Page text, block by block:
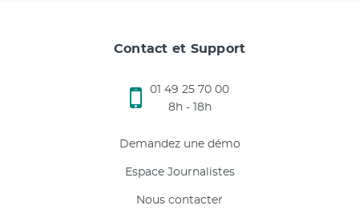
Contact et Support
01 49 25 70 00
8h - 18h
Demandez une démo
Espace Journalistes
Nous contacter